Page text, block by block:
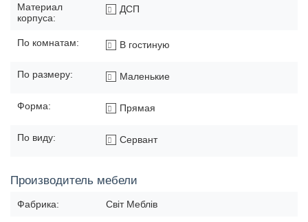
Материал
корпуса:
ДСП
По комнатам: В гостиную
По размеру: Маленькие
Форма: Прямая
По виду: Сервант
Производитель мебели
Фабрика: Світ Меблів